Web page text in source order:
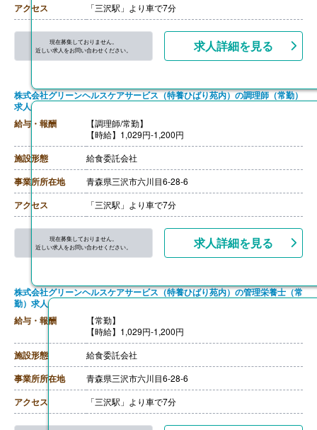
アクセス 「三沢駅」より車で7分
現在募集しておりません。
近しい求人をお問い合わせください。
求人詳細を見る
株式会社グリーンヘルスケアサービス（特養ひばり苑内）の調理師（常勤）
求人
給与・報酬
【調理師/常勤】
【時給】1,029円-1,200円
施設形態 給食委託会社
事業所所在地 青森県三沢市六川目6-28-6
アクセス 「三沢駅」より車で7分
現在募集しておりません。
近しい求人をお問い合わせください。
求人詳細を見る
株式会社グリーンヘルスケアサービス（特養ひばり苑内）の管理栄養士（常
勤）求人
給与・報酬
【常勤】
【時給】1,029円-1,200円
施設形態 給食委託会社
事業所所在地 青森県三沢市六川目6-28-6
アクセス 「三沢駅」より車で7分